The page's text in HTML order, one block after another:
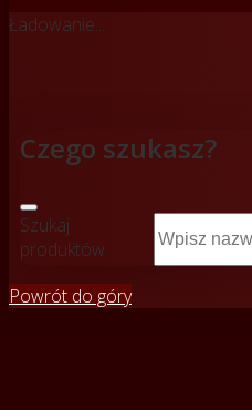
Ładowanie...
Czego szukasz?
Szukaj
produktów
Powrót do góry